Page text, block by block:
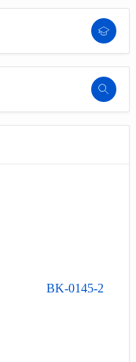
BK-0145-2